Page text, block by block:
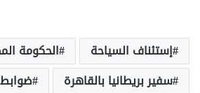
إستئناف السياحة
الحكومة
سفير بريطانيا بالقاهرة